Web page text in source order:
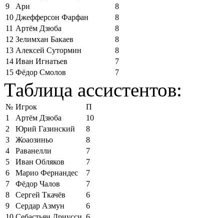
9
Ари
8
10 Джефферсон Фарфан
8
11 Артём Дзюба
8
12 Зелимхан Бакаев
8
13 Алексей Сутормин
8
14 Иван Игнатьев
7
15 Фёдор Смолов 7
Таблица ассистентов:
№ Игрок
П
1
Артём Дзюба
10
2
Юрий Газинский
8
3
Жоаозиньо
8
4
Раванелли
7
5
Иван Обляков
7
6
Марио Фернандес
7
7
Фёдор Чалов
7
8
Сергей Ткачёв
6
9
Сердар Азмун
6